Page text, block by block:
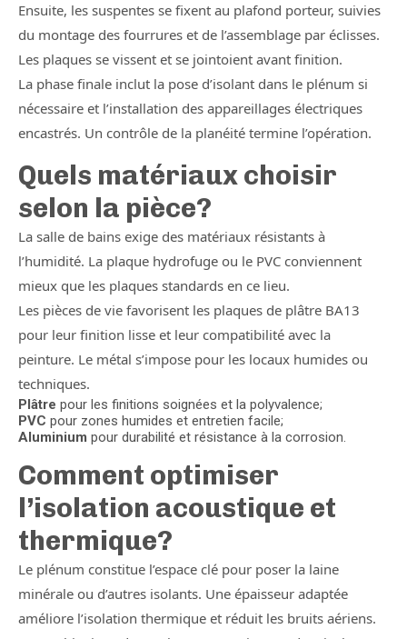
Ensuite, les suspentes se fixent au plafond porteur, suivies
du montage des fourrures et de l’assemblage par éclisses.
Les plaques se vissent et se jointoient avant finition.
La phase finale inclut la pose d’isolant dans le plénum si
nécessaire et l’installation des appareillages électriques
encastrés. Un contrôle de la planéité termine l’opération.
Quels matériaux choisir
selon la pièce?
La salle de bains exige des matériaux résistants à
l’humidité. La plaque hydrofuge ou le PVC conviennent
mieux que les plaques standards en ce lieu.
Les pièces de vie favorisent les plaques de plâtre BA13
pour leur finition lisse et leur compatibilité avec la
peinture. Le métal s’impose pour les locaux humides ou
techniques.
Plâtre pour les finitions soignées et la polyvalence;
PVC pour zones humides et entretien facile;
Aluminium pour durabilité et résistance à la corrosion.
Comment optimiser
l’isolation acoustique et
thermique?
Le plénum constitue l’espace clé pour poser la laine
minérale ou d’autres isolants. Une épaisseur adaptée
améliore l’isolation thermique et réduit les bruits aériens.